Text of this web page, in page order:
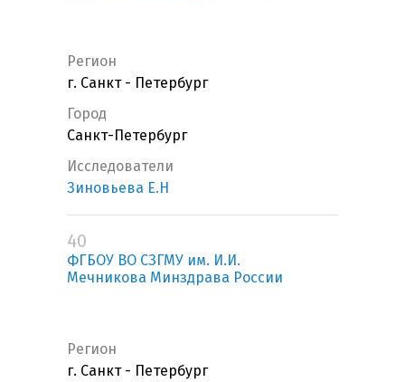
Регион
г. Санкт - Петербург
Город
Санкт-Петербург
Исследователи
Зиновьева Е.Н
40
ФГБОУ ВО СЗГМУ им. И.И.
Мечникова Минздрава России
Регион
г. Санкт - Петербург